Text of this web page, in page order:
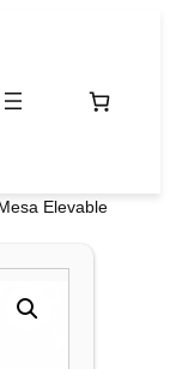
Elevable